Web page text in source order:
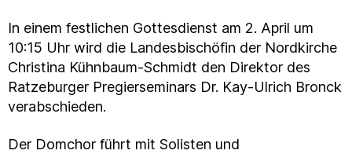
In einem festlichen Gottesdienst am 2. April um
10:15 Uhr wird die Landesbischöfin der Nordkirche
Christina Kühnbaum-Schmidt den Direktor des
Ratzeburger Pregierseminars Dr. Kay-Ulrich Bronck
verabschieden.
Der Domchor führt mit Solisten und